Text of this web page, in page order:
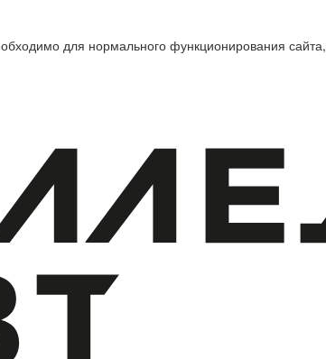
для нормального функционирования